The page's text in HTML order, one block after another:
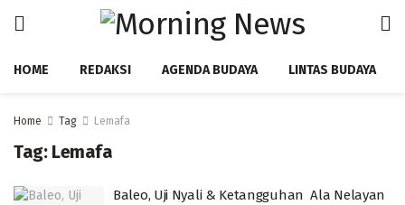
HOME REDAKSI AGENDA BUDAYA LINTAS BUDAYA
Home Tag Lemafa
Tag: Lemafa
Baleo, Uji Nyali & Ketangguhan Ala Nelayan